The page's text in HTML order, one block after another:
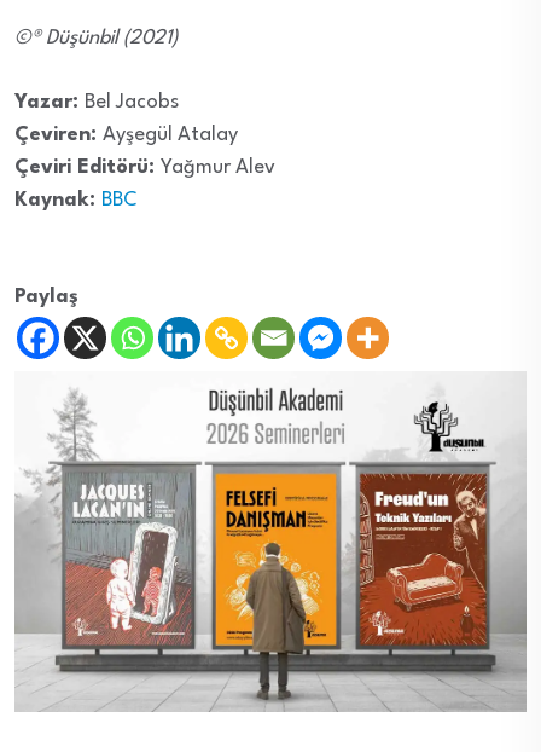
©® Düşünbil (2021)
Yazar: Bel Jacobs
Çeviren: Ayşegül Atalay
Çeviri Editörü: Yağmur Alev
Kaynak: BBC
Paylaş